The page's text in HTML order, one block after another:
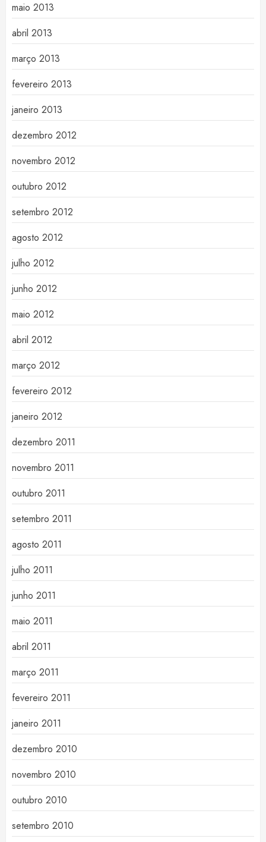
maio 2013
abril 2013
março 2013
fevereiro 2013
janeiro 2013
dezembro 2012
novembro 2012
outubro 2012
setembro 2012
agosto 2012
julho 2012
junho 2012
maio 2012
abril 2012
março 2012
fevereiro 2012
janeiro 2012
dezembro 2011
novembro 2011
outubro 2011
setembro 2011
agosto 2011
julho 2011
junho 2011
maio 2011
abril 2011
março 2011
fevereiro 2011
janeiro 2011
dezembro 2010
novembro 2010
outubro 2010
setembro 2010